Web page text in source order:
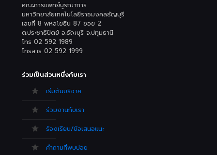
คณะการแพทย์บูรณาการ
มหาวิทยาลัยเทคโนโลยีราชมงคลธัญบุรี
เลขที่ 8 พหลโยธิน 87 ซอย 2
ต.ประชาธิปัตย์ อ.ธัญบุรี จ.ปทุมธานี
โทร 02 592 1989
โทรสาร 02 592 1999
ร่วมเป็นส่วนหนึ่งกับเรา
เริ่มต้นบริจาค
ร่วมงานกับเรา
ร้องเรียน/ข้อเสนอแนะ
คำถามที่พบบ่อย